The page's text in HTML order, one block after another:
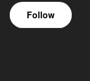
Follow